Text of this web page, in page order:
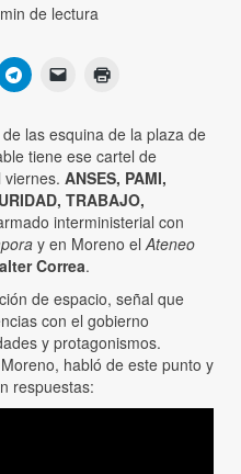
de lectura
las esquina de la plaza de
tiene ese cartel de
ANSES, PAMI,
TRABAJO,
interministerial con
y en Moreno elAteneo
Correa.
de espacio, señal que
con el gobierno
y protagonismos.
habló de este punto y
respuestas: